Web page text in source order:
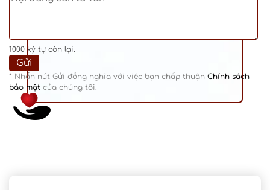
1000 ký tự còn lại.
* Nhấn nút Gửi đồng nghĩa với việc bạn chấp thuận Chính sách
bảo mật của chúng tôi.